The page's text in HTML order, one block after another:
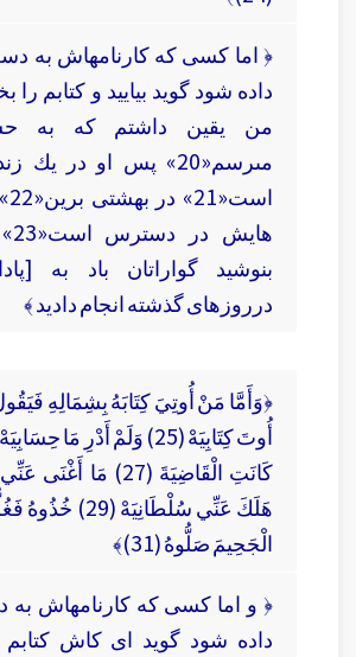
﴿ اما كسى كه كارنامه‏اش به
من يقين داشتم كه به
مى‏رسم«20» پس او در
بنوشيد گواراتان باد به
درروزهاى گذشته انجام داديد ﴾
﴿وَأَمَّا مَنْ أُوتِيَ كِتَابَهُ بِشِمَالِهِ
الْجَحِيمَ صَلُّوهُ (31)﴾
﴿ و اما كسى كه كارنامه‏اش
داده شود گويد اى كاش كتابم